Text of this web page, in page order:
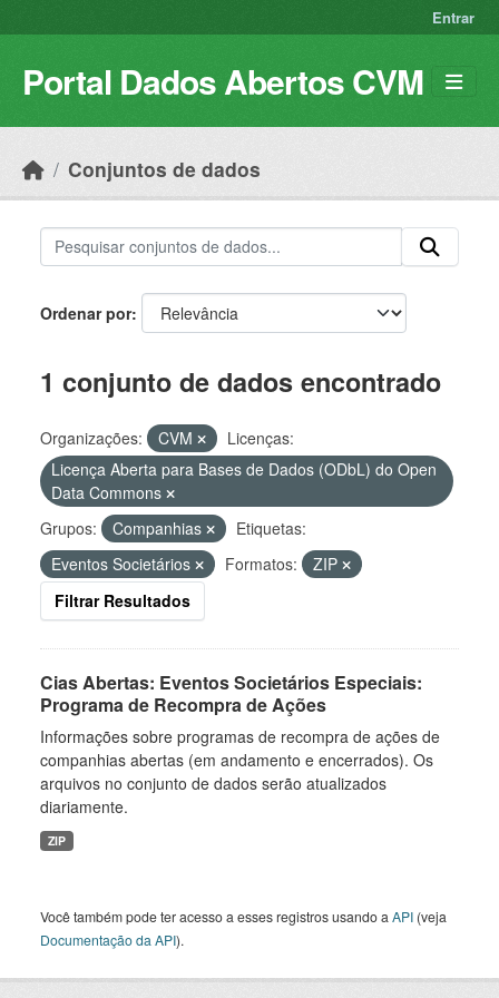
Entrar
Portal Dados Abertos CVM
Conjuntos de dados
Ordenar por
1 conjunto de dados encontrado
Organizações: CVM
Licenças:
Licença Aberta para Bases de Dados (ODbL) do Open
Data Commons
Grupos:
Companhias
Etiquetas:
Eventos Societários
Formatos:
ZIP
Filtrar Resultados
Cias Abertas: Eventos Societários Especiais:
Programa de Recompra de Ações
Informações sobre programas de recompra de ações de
companhias abertas (em andamento e encerrados). Os
arquivos no conjunto de dados serão atualizados
diariamente.
ZIP
Você também pode ter acesso a esses registros usando a API (veja
Documentação da API).